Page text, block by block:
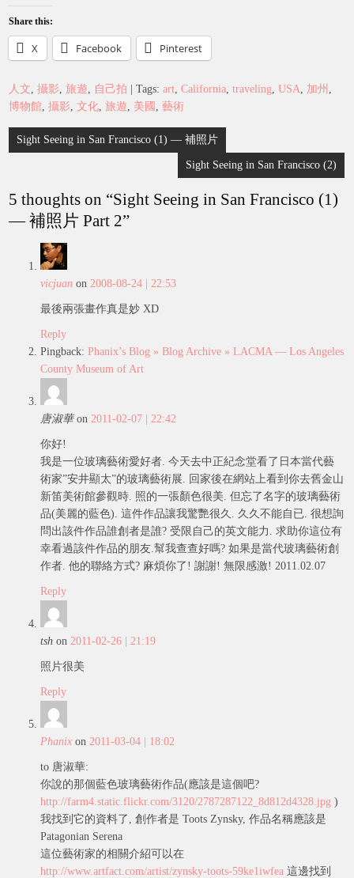
Share this:
X Facebook Pinterest
人文,攝影,旅遊, 自己拍 | Tags:art,California,traveling,USA, 加州 ,
博物館,攝影,文化,旅遊, 美國 ,藝術
Post
navigation
Sight Seeing in San Francisco (1) — 補照片
Sight Seeing in San Francisco (2)
5 thoughts on “Sight Seeing in San Francisco (1)
— 補照片 Part 2”
vicjuan on2008-08-24 | 22:53
最後兩張畫作真是妙 XD
Reply
Pingback:Phanix’s Blog » Blog Archive » LACMA — Los Angeles
County Museum of Art
唐淑華on2011-02-07 | 22:42
你好!
我是一位玻璃藝術愛好者. 今天去中正紀念堂看了日本當代藝
術家”安井顯太”的玻璃藝術展. 回家後在網站上看到你去舊金山
新笛美術館參觀時. 照的一張顏色很美. 但忘了名字的玻璃藝術
品(美麗的藍色). 這件作品讓我驚艷很久. 久久不能自已. 很想詢
問出該件作品誰創者是誰? 受限自己的英文能力. 求助你這位有
幸看過該件作品的朋友.幫我查查好嗎? 如果是當代玻璃藝術創
作者. 他的聯絡方式? 麻煩你了! 謝謝! 無限感激! 2011.02.07
Reply
tsh on2011-02-26 | 21:19
照片很美
Reply
Phanix on2011-03-04 | 18:02
to 唐淑華:
你說的那個藍色玻璃藝術作品(應該是這個吧?
http://farm4.static.flickr.com/3120/2787287122_8d812d4328.jpg )
我找到它的資料了, 創作者是 Toots Zynsky, 作品名稱應該是
Patagonian Serena
這位藝術家的相關介紹可以在
http://www.artfact.com/artist/zynsky-toots-59ke1iwfea 這邊找到